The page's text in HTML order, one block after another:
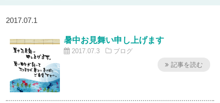
2017.07.1
暑中お見舞い申し上げます
2017.07.3
ブログ
記事を読む